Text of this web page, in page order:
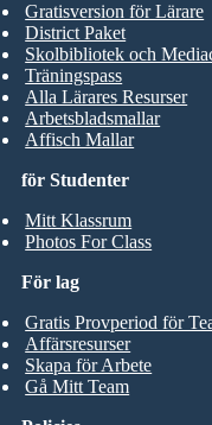
för Studenter
Mitt Klassrum
Photos For Class
Gratisversion för Lärare
District Paket
Skolbibliotek och
Träningspass
Alla Lärares Resurser
Arbetsbladsmallar
Affisch Mallar
För lag
Gratis Provperiod för
Affärsresurser
Skapa för Arbete
Gå Mitt Team